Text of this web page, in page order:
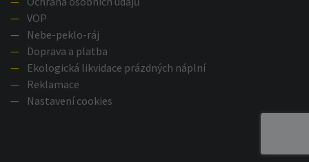
— VOP
—
Nebe-peklo-ráj
—
Doprava a platba
—
Ekologická likvidace prázdných náplní
—
Reklamace
—
Nastavení cookies